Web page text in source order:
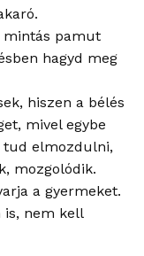
mintás pamut
hagyd meg
hiszen a bélés
mivel egybe
tud elmozdulni,
mozgolódik.
a gyermeket.
is, nem kell